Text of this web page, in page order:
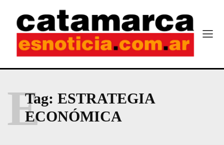
Tag: ESTRATEGIA
ECONÓMICA
E